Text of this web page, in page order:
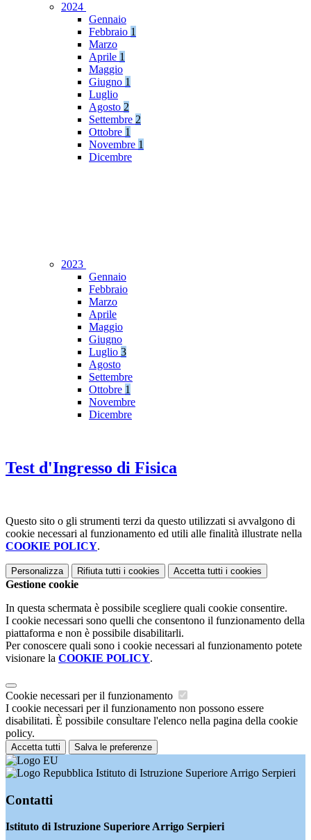
2024
Gennaio
Febbraio 1
Marzo
Aprile 1
Maggio
Giugno 1
Luglio
Agosto 2
Settembre 2
Ottobre 1
Novembre 1
Dicembre
2023
Gennaio
Febbraio
Marzo
Aprile
Maggio
Giugno
Luglio 3
Agosto
Settembre
Ottobre 1
Novembre
Dicembre
Test d'Ingresso di Fisica
Questo sito o gli strumenti terzi da questo utilizzati si avvalgono di
cookie necessari al funzionamento ed utili alle finalità illustrate nella
COOKIE POLICY.
Personalizza Rifiuta tutti i cookies Accetta tutti i cookies
Gestione cookie
In questa schermata è possibile scegliere quali cookie consentire.
I cookie necessari sono quelli che consentono il funzionamento della
piattaforma e non è possibile disabilitarli.
Per conoscere quali sono i cookie necessari al funzionamento potete
visionare la COOKIE POLICY.
Cookie necessari per il funzionamento
I cookie necessari per il funzionamento non possono essere
disabilitati. È possibile consultare l'elenco nella pagina della cookie
policy.
Accetta tutti Salva le preferenze
Istituto di Istruzione Superiore Arrigo Serpieri
Contatti
Istituto di Istruzione Superiore Arrigo Serpieri